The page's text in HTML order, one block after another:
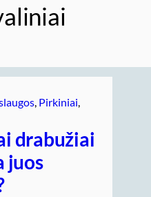
Pirkiniai
drabužiai
juos